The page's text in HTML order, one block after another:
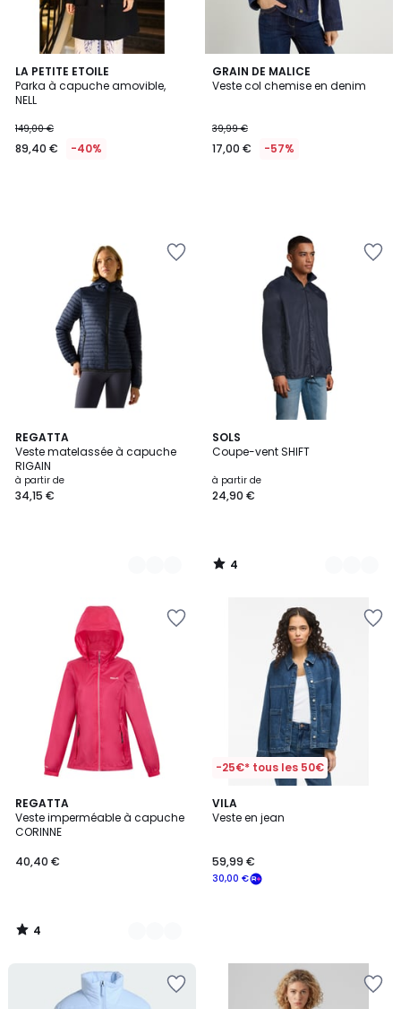
LA PETITE ETOILE
Parka à capuche amovible,
NELL
149,00 €
89,40 € -40%
GRAIN DE MALICE
Veste col chemise en denim
39,99 €
17,00 € -57%
REGATTA
Veste matelassée à capuche
RIGAIN
à partir de
34,15 €
4
Couleurs
SOLS
Coupe-vent SHIFT
à partir de
24,90 €
4
/
5
Couleurs
4
/
REGATTA
Veste imperméable à capuche
CORINNE
40,40 €
4
/
5
10
Couleurs
4
/
-25€* tous les 50€
VILA
Veste en jean
30,00 €
59,99 €